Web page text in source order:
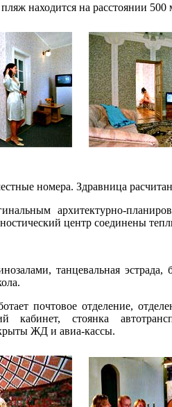
находится на расстоянии 500
номера. Здравница
архитектурно-
центр соединены
танцевальная эстрада,
почтовое отделение,
кабинет, стоянка
ЖД и авиа-кассы.